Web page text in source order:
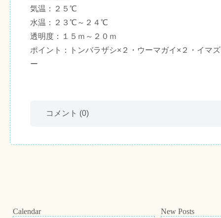
気温：２５℃
水温：２３℃～２４℃
透明度：１５ｍ～２０ｍ
ポイント：トンバラザシ×２・ウーマガイ×２・イマ
ー
コメント (0)
Calendar New Posts